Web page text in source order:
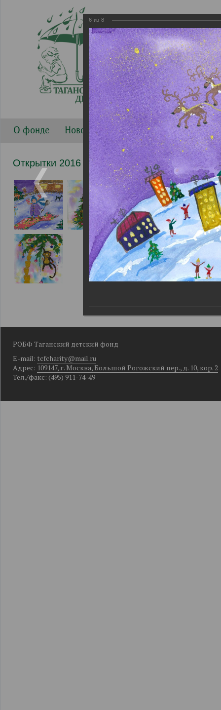
О фонде Новости Направления работы
Открытки 2016
РОБФ Таганский детский фонд
E-mail: tcfcharity@mail.ru
Адрес: 109147, г. Москва, Большой Рогожский пер., д. 10, кор. 2
Тел./факс: (495) 911-74-49
6 из 8